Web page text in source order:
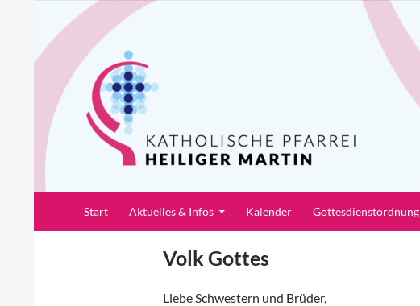
springen
Pfarrei Heiliger Martin
Start Aktuelles & Infos Kalender Gottesdienstordnung
Volk Gottes
Liebe Schwestern und Brüder,